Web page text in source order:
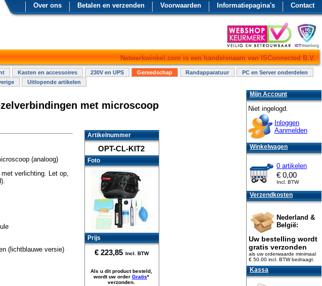
Contact
Informatiepagina's
Voorwaarden
Betalen en verzenden
Over ons
Netwerkwinkel.com is een handelsnaam van ISConnected B.V.
Kasten en accessoires 230V en UPS Gereedschap Randapparatuur
PC en Server onderdelen
Uitlopende artikelen
met microscoop
Artikelnummer
OPT-CL-KIT2
Foto
Prijs
€ 223,85 Incl. BTW
Als u dit product besteld,
wordt uw order Gratis*
verzonden.
(analoog)
verlichting. Let op,
(lichtblauwe versie)
Mijn Account
Niet ingelogd.
Inloggen
Aanmelden
Winkelwagen
0 artikelen
€ 0,00
Incl. BTW
Verzendkosten
Nederland &
België:
Uw bestelling wordt
gratis verzonden
als uw orderwaarde minimaal
€ 50.00 incl. BTWbedraagt.
Kassa